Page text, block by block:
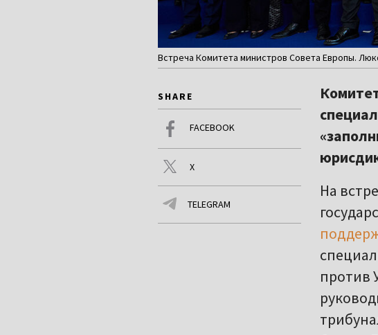
Встреча Комитета министров Совета Европы.
SHARE
FACEBOOK
X
TELEGRAM
На
против